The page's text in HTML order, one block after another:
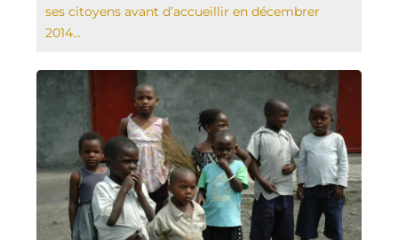
ses citoyens avant d’accueillir en décembrer
2014...